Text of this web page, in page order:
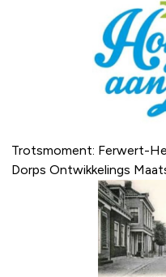
Trotsmoment: Ferwert-
Dorps Ontwikkelings